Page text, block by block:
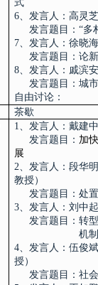
式
6、发言人：高灵
发言题目：“多
7、发言人：徐晓
发言题目：论
8、发言人： 戚滨
发言题目：城
自由讨论：
茶歇
1、发言人：戴建
发言题目： 加
展
2、发言人：段华
教授）
发言题目：处
3、发言人：刘中
发言题目：转
机
4、发言人：伍俊
授）
发言题目：社